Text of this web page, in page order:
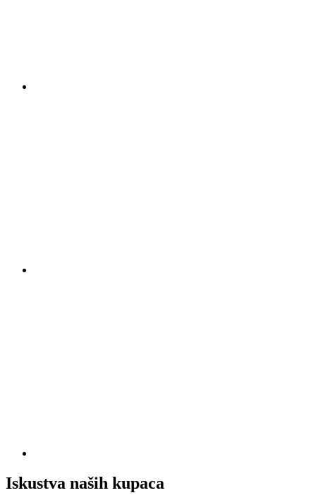
Iskustva naših kupaca